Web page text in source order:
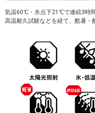
気温60℃・氷点下21℃で連続3時
高温耐久試験などを経て、酷暑・